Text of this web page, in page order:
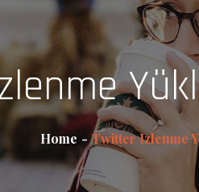
Home Twitter Izlenme